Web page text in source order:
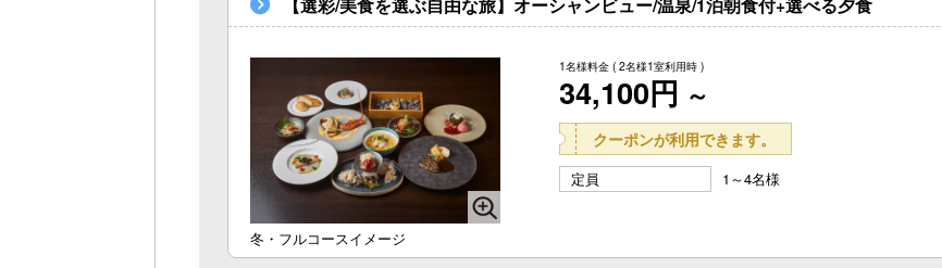
冬・フルコースイメージ
1名様料金 ( 2名様1室利用時 )
34,100円 ～
クーポンが利用できます。
定員 1～4名様